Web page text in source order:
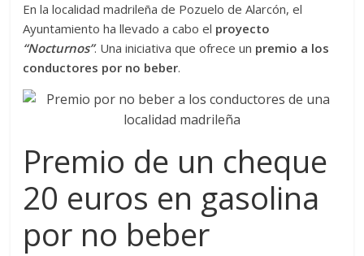
En la localidad madrileña de Pozuelo de Alarcón, el
Ayuntamiento ha llevado a cabo el proyecto
“Nocturnos”. Una iniciativa que ofrece un premio a los
conductores por no beber.
Premio de un cheque
20 euros en gasolina
por no beber